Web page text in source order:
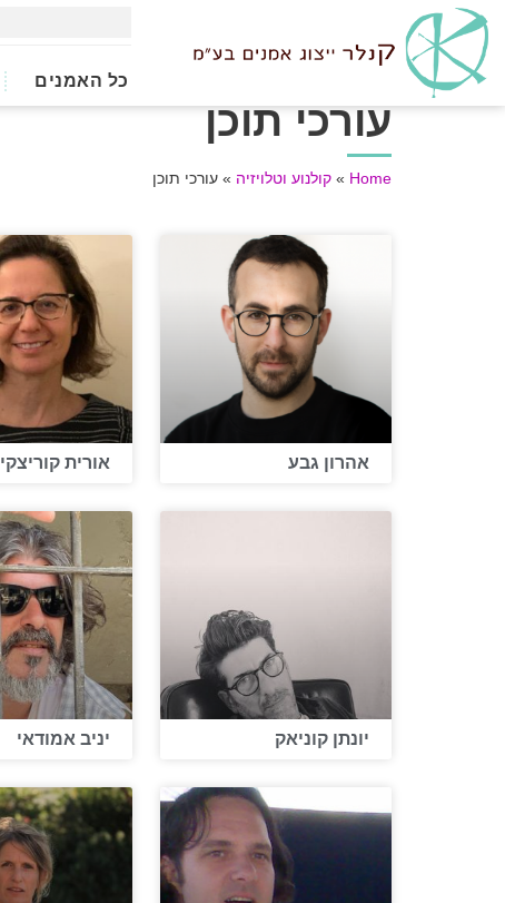
כל האמנים
עורכי תוכן
Home
» קולנוע וטלויזיה » עורכי תוכן
אהרון גבע אורית קוריצקי
יונתן קוניאק יניב אמודאי